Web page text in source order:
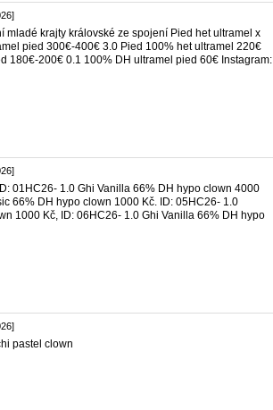
mladé krajty královské ze spojení Pied het ultramel x
pied 300€-400€ 3.0 Pied 100% het ultramel 220€
180€-200€ 0.1 100% DH ultramel pied 60€ Instagram:
01HC26- 1.0 Ghi Vanilla 66% DH hypo clown 4000
66% DH hypo clown 1000 Kč. ID: 05HC26- 1.0
1000 Kč, ID: 06HC26- 1.0 Ghi Vanilla 66% DH hypo
pastel clown